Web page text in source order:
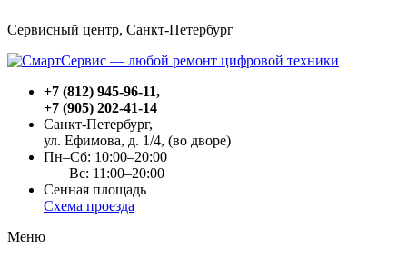
Сервисный центр, Cанкт-Петербург
+7 (812) 945-96-11,
+7 (905) 202-41-14
Санкт-Петербург,
ул. Ефимова, д. 1/4, (во дворе)
Пн–Сб: 10:00–20:00
Вс: 11:00–20:00
Сенная площадь
Схема проезда
Меню